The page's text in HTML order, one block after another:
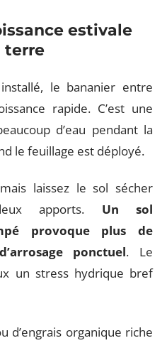
estivale
terre
le bananier entre
rapide. C’est une
d’eau pendant la
le feuillage est déployé.
laissez le sol sécher
apports. Un sol
provoque plus de
ponctuel. Le
un stress hydrique bref
d’engrais organique riche